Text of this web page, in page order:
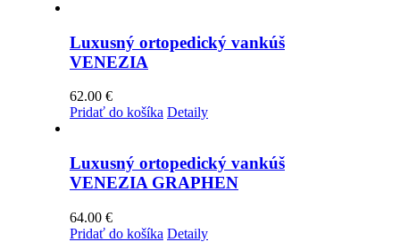
Luxusný ortopedický vankúš
VENEZIA
62.00 €
Pridať do košíka Detaily
Luxusný ortopedický vankúš
VENEZIA GRAPHEN
64.00 €
Pridať do košíka Detaily